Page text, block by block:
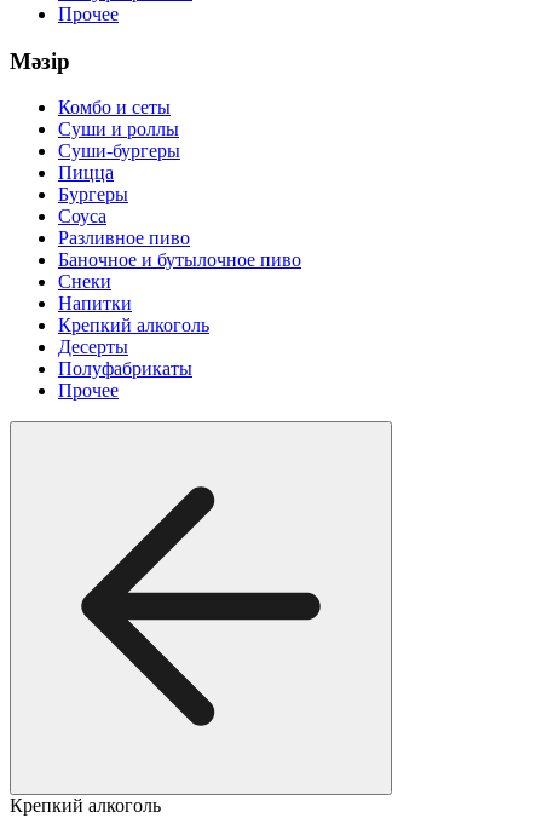
Прочее
Мәзір
Комбо и сеты
Суши и роллы
Суши-бургеры
Пицца
Бургеры
Соуса
Разливное пиво
Баночное и бутылочное пиво
Снеки
Напитки
Крепкий алкоголь
Десерты
Полуфабрикаты
Прочее
Крепкий алкоголь